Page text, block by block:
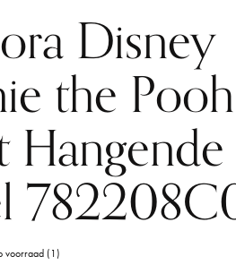
Disney
the Pooh
Hangende
voorraad (1)